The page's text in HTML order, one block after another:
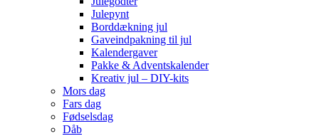
Julepynt
Borddækning jul
Gaveindpakning til jul
Kalendergaver
Pakke & Adventskalender
Kreativ jul – DIY-kits
Mors dag
Fars dag
Fødselsdag
Dåb